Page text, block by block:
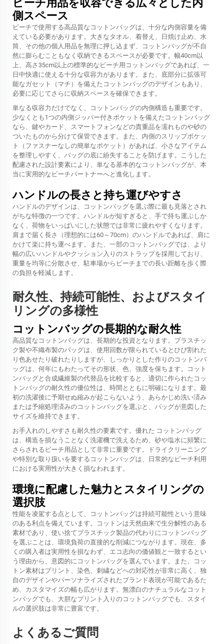
ビーチ用品を収容できる広々とした内
側スペース
ビーチで使用する高品質なコットンバッグは、十分な内側容量を備
えている必要があります。大きなタオル、着替え、日焼け止め、水
筒、その他の個人用品を無理に押し込まず、コットンバッグが不自
然に膨らむこともなく収納できるスペースが必要です。幅40cm以
上、高さ35cm以上の標準的なビーチ用コットンバッグであれば、一
日中快適に使える十分な収容力があります。また、底部分に拡張可
能なガセット（マチ）を備えたコットンバッグのデザインもあり、
必要に応じてさらに収納スペースを確保できます。
単なる収容力だけでなく、コットンバッグの内側構造も重要です。
少なくとも1つの内側ジッパー付きポケットを備えたコットンバッグ
なら、鍵やカード、スマートフォンなどの貴重品を濡れものや砂の
ついたものから分けて保管できます。また、内側のスリップポケッ
ト（ファスナーなしの簡単なポケット）があれば、小さなアイテム
を整理しやすく、バッグの底に紛失することを防げます。こうした
配慮された設計要素により、単なる基本的なコットンバッグが、本
当に実用的なビーチパートナーへと進化します。
ハンドルの長さと持ち運びやすさ
ハンドルのデザインは、コットンバッグを選ぶ際に最も見落とされ
がちな特徴の一つです。ハンドルが短すぎると、手で持ち運ぶしか
なく、荷物をいっぱいにした状態では非常に疲れやすくなります。
肩まで届く長さ（理想的には60～70cm）のハンドルであれば、肩に
かけて楽に持ち運べます。また、一部のコットンバッグでは、より
幅の広いハンドルやクッション入りのストラップを採用しており、
重量を均等に分散させ、駐車場からビーチまでの長い距離を歩く際
の負担を軽減します。
耐久性、持続可能性、およびスタイ
リングの多様性
コットンバッグの長期的な耐久性
高品質なコットンバッグは、長期的な投資となります。プラスチッ
ク製や不織布製のバッグは、使用回数が限られているとひび割れた
り色あせたり破れたりしますが、しっかりとした作りのコットンバ
ッグは、何年にもわたってその形状、色、強度を保ちます。コット
ンバッグと合成繊維製の代替品を比較すると、適切に作られたコッ
トンバッグの耐久性の優位性は、時間とともに明確になります。最
初の洗濯後に予期せぬ縮みが起こらないよう、あらかじめ洗い済み
または予縮処理済みのコットンバッグを選ぶと、バッグが意図した
サイズを維持できます。
お手入れのしやすさも耐久性の要素です。優れた コットンバッグ
は、構造を損なうことなく洗濯機で洗えるため、砂や塩水に頻繁に
さらされるビーチ用品として非常に重要です。ドライクリーニング
や特別な取り扱いを要するコットンバッグは、日常的なビーチ利用
における実用性が大きく損なわれます。
環境に配慮した魅力とスタイリングの
選択肢
性能を凌駕する点として、コットンバッグは持続可能性という意味
のある利点を備えています。コットンは天然由来で生分解性のある
素材であり、使い捨てプラスチック製品の代わりにコットンバッグ
を選ぶことは、環境負荷の直接的な削減につながります。現在、多
くの購入者は実用性を損なわず、エコ志向の価値観と一致するとい
う理由から、意図的にコットンバッグを選んでいます。また、コッ
トン素材はプリント、染色、刺繍などへの対応性が非常に高く、独
自のデザインやパーソナライズされたブランド表現が可能であるた
め、カスタマイズの幅も広がります。無漂白のナチュラルなコット
ンバッグでも、大胆なプリント入りのコットンバッグでも、スタイ
ルの選択肢は非常に豊富です。
よくあるご質問